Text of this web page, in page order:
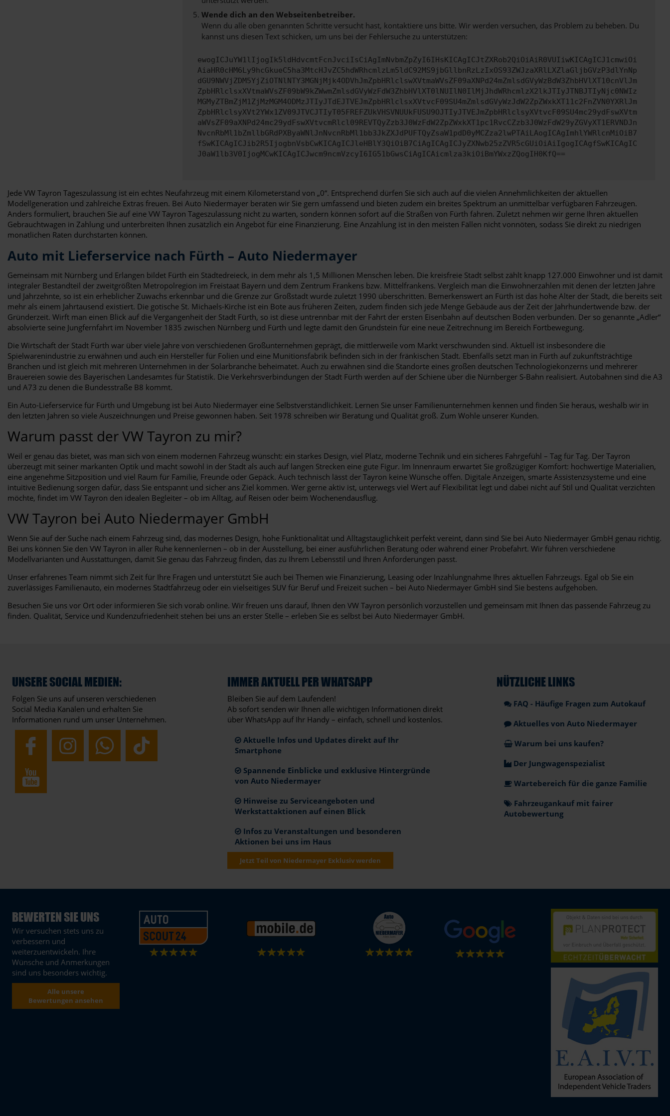
Wende dich an den Webseitenbetreiber.
Wenn du alle oben genannten Schritte versucht hast, kontaktiere uns bitte. Wir werden versuchen, das Problem zu beheben. Du
kannst uns diesen Text schicken, um uns bei der Fehlersuche zu unterstützen:
ewogICJuYW1lIjogIk5ldHdvcmtFcnJvciIsCiAgImNvbmZpZyI6IHsKICAgICJtZXRob2QiOiAiR0VUIiwKICAgICJ1cmwiOi
AiaHR0cHM6Ly9hcGkueC5ha3MtcHJvZC5hdWRhcmlzLm5ldC92MS9jbGllbnRzLzIxOS93ZWJzaXRlLXZlaGljbGVzP3dlYnNp
dGU9NWVjZDM5YjZiOTNlNTY3MGNjMjk4ODVhJmZpbHRlclswXVtmaWVsZF09aXNPd24mZmlsdGVyWzBdW3ZhbHVlXT10cnVlJm
ZpbHRlclsxXVtmaWVsZF09bW9kZWwmZmlsdGVyWzFdW3ZhbHVlXT0lNUIlN0IlMjJhdWRhcmlzX2lkJTIyJTNBJTIyNjc0NWIz
MGMyZTBmZjM1ZjMzMGM4ODMzJTIyJTdEJTVEJmZpbHRlclsxXVtvcF09SU4mZmlsdGVyWzJdW2ZpZWxkXT11c2FnZVN0YXRlJm
ZpbHRlclsyXVt2YWx1ZV09JTVCJTIyT05FREFZUkVHSVNUUkFUSU9OJTIyJTVEJmZpbHRlclsyXVtvcF09SU4mc29ydFswXVtm
aWVsZF09aXNPd24mc29ydFswXVtvcmRlcl09REVTQyZzb3J0WzFdW2ZpZWxkXT1pc1RvcCZzb3J0WzFdW29yZGVyXT1ERVNDJn
NvcnRbMl1bZmllbGRdPXByaWNlJnNvcnRbMl1bb3JkZXJdPUFTQyZsaW1pdD0yMCZza2lwPTAiLAogICAgImhlYWRlcnMiOiB7
fSwKICAgICJib2R5IjogbnVsbCwKICAgICJleHBlY3QiOiB7CiAgICAgICJyZXNwb25zZVR5cGUiOiAiIgogICAgfSwKICAgIC
J0aW1lb3V0IjogMCwKICAgICJwcm9ncmVzcyI6IG51bGwsCiAgICAicmlza3kiOiBmYWxzZQogIH0KfQ==
Jede VW Tayron Tageszulassung ist ein echtes Neufahrzeug mit einem Kilometerstand von „0“. Entsprechend dürfen Sie sich auch auf die vielen Annehmlichkeiten der aktuellen
Modellgeneration und zahlreiche Extras freuen. Bei Auto Niedermayer beraten wir Sie gern umfassend und bieten zudem ein breites Spektrum an unmittelbar verfügbaren Fahrzeugen.
Anders formuliert, brauchen Sie auf eine VW Tayron Tageszulassung nicht zu warten, sondern können sofort auf die Straßen von Fürth fahren. Zuletzt nehmen wir gerne Ihren aktuellen
Gebrauchtwagen in Zahlung und unterbreiten Ihnen zusätzlich ein Angebot für eine Finanzierung. Eine Anzahlung ist in den meisten Fällen nicht vonnöten, sodass Sie direkt zu niedrigen
monatlichen Raten durchstarten können.
Auto mit Lieferservice nach Fürth – Auto Niedermayer
Gemeinsam mit Nürnberg und Erlangen bildet Fürth ein Städtedreieck, in dem mehr als 1,5 Millionen Menschen leben. Die kreisfreie Stadt selbst zählt knapp 127.000 Einwohner und ist damit
integraler Bestandteil der zweitgrößten Metropolregion im Freistaat Bayern und dem Zentrum Frankens bzw. Mittelfrankens. Vergleich man die Einwohnerzahlen mit denen der letzten Jahre
und Jahrzehnte, so ist ein erheblicher Zuwachs erkennbar und die Grenze zur Großstadt wurde zuletzt 1990 überschritten. Bemerkenswert an Fürth ist das hohe Alter der Stadt, die bereits seit
mehr als einem Jahrtausend existiert. Die gotische St. Michaels-Kirche ist ein Bote aus früheren Zeiten, zudem finden sich jede Menge Gebäude aus der Zeit der Jahrhundertwende bzw. der
Gründerzeit. Wirft man einen Blick auf die Vergangenheit der Stadt Fürth, so ist diese untrennbar mit der Fahrt der ersten Eisenbahn auf deutschen Boden verbunden. Der so genannte „Adler“
absolvierte seine Jungfernfahrt im November 1835 zwischen Nürnberg und Fürth und legte damit den Grundstein für eine neue Zeitrechnung im Bereich Fortbewegung.
Die Wirtschaft der Stadt Fürth war über viele Jahre von verschiedenen Großunternehmen geprägt, die mittlerweile vom Markt verschwunden sind. Aktuell ist insbesondere die
Spielwarenindustrie zu erwähnen und auch ein Hersteller für Folien und eine Munitionsfabrik befinden sich in der fränkischen Stadt. Ebenfalls setzt man in Fürth auf zukunftsträchtige
Branchen und ist gleich mit mehreren Unternehmen in der Solarbranche beheimatet. Auch zu erwähnen sind die Standorte eines großen deutschen Technologiekonzerns und mehrerer
Brauereien sowie des Bayerischen Landesamtes für Statistik. Die Verkehrsverbindungen der Stadt Fürth werden auf der Schiene über die Nürnberger S-Bahn realisiert. Autobahnen sind die A3
und A73 zu denen die Bundesstraße B8 kommt.
Ein Auto-Lieferservice für Fürth und Umgebung ist bei Auto Niedermayer eine Selbstverständlichkeit. Lernen Sie unser Familienunternehmen kennen und finden Sie heraus, weshalb wir in
den letzten Jahren so viele Auszeichnungen und Preise gewonnen haben. Seit 1978 schreiben wir Beratung und Qualität groß. Zum Wohle unserer Kunden.
Warum passt der VW Tayron zu mir?
Weil er genau das bietet, was man sich von einem modernen Fahrzeug wünscht: ein starkes Design, viel Platz, moderne Technik und ein sicheres Fahrgefühl – Tag für Tag. Der Tayron
überzeugt mit seiner markanten Optik und macht sowohl in der Stadt als auch auf langen Strecken eine gute Figur. Im Innenraum erwartet Sie großzügiger Komfort: hochwertige Materialien,
eine angenehme Sitzposition und viel Raum für Familie, Freunde oder Gepäck. Auch technisch lässt der Tayron keine Wünsche offen. Digitale Anzeigen, smarte Assistenzsysteme und eine
intuitive Bedienung sorgen dafür, dass Sie entspannt und sicher ans Ziel kommen. Wer gerne aktiv ist, unterwegs viel Wert auf Flexibilität legt und dabei nicht auf Stil und Qualität verzichten
möchte, findet im VW Tayron den idealen Begleiter – ob im Alltag, auf Reisen oder beim Wochenendausflug.
VW Tayron bei Auto Niedermayer GmbH
Wenn Sie auf der Suche nach einem Fahrzeug sind, das modernes Design, hohe Funktionalität und Alltagstauglichkeit perfekt vereint, dann sind Sie bei Auto Niedermayer GmbH genau richtig.
Bei uns können Sie den VW Tayron in aller Ruhe kennenlernen – ob in der Ausstellung, bei einer ausführlichen Beratung oder während einer Probefahrt. Wir führen verschiedene
Modellvarianten und Ausstattungen, damit Sie genau das Fahrzeug finden, das zu Ihrem Lebensstil und Ihren Anforderungen passt.
Unser erfahrenes Team nimmt sich Zeit für Ihre Fragen und unterstützt Sie auch bei Themen wie Finanzierung, Leasing oder Inzahlungnahme Ihres aktuellen Fahrzeugs. Egal ob Sie ein
zuverlässiges Familienauto, ein modernes Stadtfahrzeug oder ein vielseitiges SUV für Beruf und Freizeit suchen – bei Auto Niedermayer GmbH sind Sie bestens aufgehoben.
Besuchen Sie uns vor Ort oder informieren Sie sich vorab online. Wir freuen uns darauf, Ihnen den VW Tayron persönlich vorzustellen und gemeinsam mit Ihnen das passende Fahrzeug zu
finden. Qualität, Service und Kundenzufriedenheit stehen bei uns an erster Stelle – erleben Sie es selbst bei Auto Niedermayer GmbH.
UNSERE SOCIAL MEDIEN:
Folgen Sie uns auf unseren verschiedenen
Social Media Kanälen und erhalten Sie
Informationen rund um unser Unternehmen.
IMMER AKTUELL PER WHATSAPP
Bleiben Sie auf dem Laufenden!
Ab sofort senden wir Ihnen alle wichtigen Informationen direkt
über WhatsApp auf Ihr Handy – einfach, schnell und kostenlos.
Aktuelle Infos und Updates direkt auf Ihr
Smartphone
Spannende Einblicke und exklusive Hintergründe
von Auto Niedermayer
Hinweise zu Serviceangeboten und
Werkstattaktionen auf einen Blick
Infos zu Veranstaltungen und besonderen
Aktionen bei uns im Haus
Jetzt Teil von Niedermayer Exklusiv werden
NÜTZLICHE LINKS
FAQ - Häufige Fragen zum Autokauf
Aktuelles von Auto Niedermayer
Warum bei uns kaufen?
Der Jungwagenspezialist
Wartebereich für die ganze Familie
Fahrzeugankauf mit fairer
Autobewertung
BEWERTEN SIE UNS
Wir versuchen stets uns zu
verbessern und
weiterzuentwickeln. Ihre
Wünsche und Anmerkungen
sind uns besonders wichtig.
Alle unsere
Bewertungen ansehen